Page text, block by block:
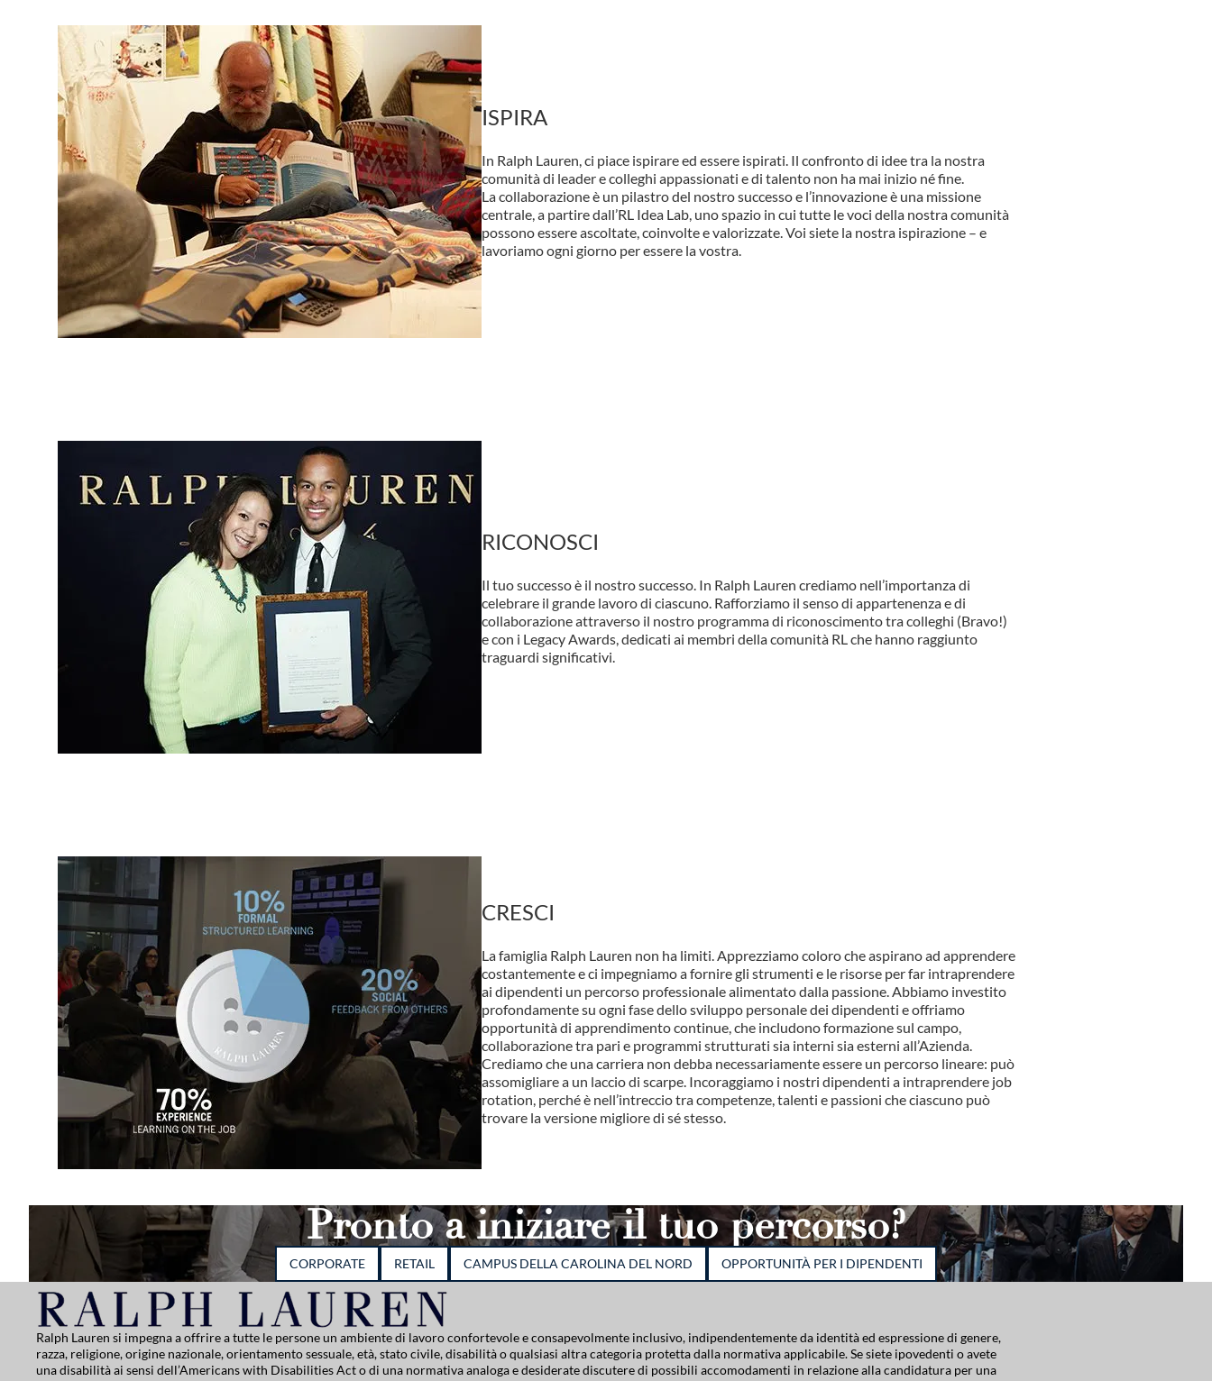
ISPIRA
In Ralph Lauren, ci piace ispirare ed essere ispirati. Il confronto di idee tra la nostra
comunità di leader e colleghi appassionati e di talento non ha mai inizio né fine.
La collaborazione è un pilastro del nostro successo e l’innovazione è una missione
centrale, a partire dall’RL Idea Lab, uno spazio in cui tutte le voci della nostra comunità
possono essere ascoltate, coinvolte e valorizzate. Voi siete la nostra ispirazione – e
lavoriamo ogni giorno per essere la vostra.
RICONOSCI
Il tuo successo è il nostro successo. In Ralph Lauren crediamo nell’importanza di
celebrare il grande lavoro di ciascuno. Rafforziamo il senso di appartenenza e di
collaborazione attraverso il nostro programma di riconoscimento tra colleghi (Bravo!)
e con i Legacy Awards, dedicati ai membri della comunità RL che hanno raggiunto
traguardi significativi.
CRESCI
La famiglia Ralph Lauren non ha limiti. Apprezziamo coloro che aspirano ad apprendere
costantemente e ci impegniamo a fornire gli strumenti e le risorse per far intraprendere
ai dipendenti un percorso professionale alimentato dalla passione. Abbiamo investito
profondamente su ogni fase dello sviluppo personale dei dipendenti e offriamo
opportunità di apprendimento continue, che includono formazione sul campo,
collaborazione tra pari e programmi strutturati sia interni sia esterni all’Azienda.
Crediamo che una carriera non debba necessariamente essere un percorso lineare: può
assomigliare a un laccio di scarpe. Incoraggiamo i nostri dipendenti a intraprendere job
rotation, perché è nell’intreccio tra competenze, talenti e passioni che ciascuno può
trovare la versione migliore di sé stesso.
Pronto a iniziare il tuo percorso?
CORPORATE RETAIL CAMPUS DELLA CAROLINA DEL NORD OPPORTUNITÀ PER I DIPENDENTI
Ralph Lauren si impegna a offrire a tutte le persone un ambiente di lavoro confortevole e consapevolmente inclusivo, indipendentemente da identità ed espressione di genere,
razza, religione, origine nazionale, orientamento sessuale, età, stato civile, disabilità o qualsiasi altra categoria protetta dalla normativa applicabile. Se siete ipovedenti o avete
una disabilità ai sensi dell’Americans with Disabilities Act o di una normativa analoga e desiderate discutere di possibili accomodamenti in relazione alla candidatura per una